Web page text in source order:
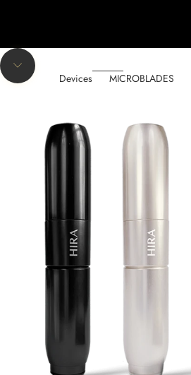
Navigate to next section
Devices MICROBLADES